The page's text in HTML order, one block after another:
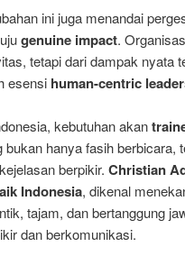
ini juga menandai
genuine impact.
tetapi dari dampak nyata
esensi human-centric
kebutuhan akan
bukan hanya fasih berbicara,
berpikir. Christian
Indonesia, dikenal
tajam, dan bertanggung
dan berkomunikasi.